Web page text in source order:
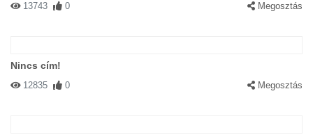
13743 0 Megosztás
Nincs cím!
12835 0 Megosztás